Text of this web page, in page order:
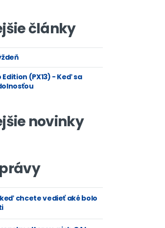
články
Edition (PX13) - Keď sa
novinky
chcete vedieť aké bolo